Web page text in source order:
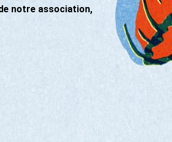
notre association,